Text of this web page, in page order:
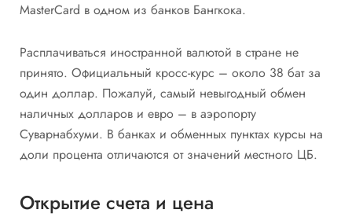
MasterCard в одном из банков Бангкока.
Расплачиваться иностранной валютой в стране не
принято. Официальный кросс-курс – около 38 бат за
один доллар. Пожалуй, самый невыгодный обмен
наличных долларов и евро – в аэропорту
Суварнабхуми. В банках и обменных пунктах курсы на
доли процента отличаются от значений местного ЦБ.
Открытие счета и цена